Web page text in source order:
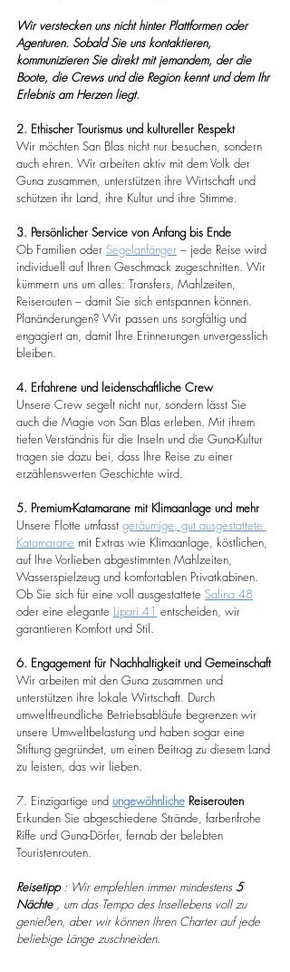
Wir verstecken uns nicht hinter Plattformen oder
Agenturen. Sobald Sie uns kontaktieren,
kommunizieren Sie direkt mit jemandem, der die
Boote, die Crews und die Region kennt und dem Ihr
Erlebnis am Herzen liegt.
2. Ethischer Tourismus und kultureller Respekt
Wir möchten San Blas nicht nur besuchen, sondern
auch ehren. Wir arbeiten aktiv mit dem Volk der
Guna zusammen, unterstützen ihre Wirtschaft und
schützen ihr Land, ihre Kultur und ihre Stimme.
3. Persönlicher Service von Anfang bis Ende
Ob Familien oder Segelanfänger – jede Reise wird
individuell auf Ihren Geschmack zugeschnitten. Wir
kümmern uns um alles: Transfers, Mahlzeiten,
Reiserouten – damit Sie sich entspannen können.
Planänderungen? Wir passen uns sorgfältig und
engagiert an, damit Ihre Erinnerungen unvergesslich
bleiben.
4. Erfahrene und leidenschaftliche Crew
Unsere Crew segelt nicht nur, sondern lässt Sie
auch die Magie von San Blas erleben. Mit ihrem
tiefen Verständnis für die Inseln und die Guna-Kultur
tragen sie dazu bei, dass Ihre Reise zu einer
erzählenswerten Geschichte wird.
5. Premium-Katamarane mit Klimaanlage und mehr
Unsere Flotte umfasst geräumige, gut ausgestattete
Katamarane mit Extras wie Klimaanlage, köstlichen,
auf Ihre Vorlieben abgestimmten Mahlzeiten,
Wasserspielzeug und komfortablen Privatkabinen.
Ob Sie sich für eine voll ausgestattete Salina 48
oder eine elegante Lipari 41 entscheiden, wir
garantieren Komfort und Stil.
6. Engagement für Nachhaltigkeit und Gemeinschaft
Wir arbeiten mit den Guna zusammen und
unterstützen ihre lokale Wirtschaft. Durch
umweltfreundliche Betriebsabläufe begrenzen wir
unsere Umweltbelastung und haben sogar eine
Stiftung gegründet, um einen Beitrag zu diesem Land
zu leisten, das wir lieben.
7. Einzigartige und ungewöhnliche Reiserouten
Erkunden Sie abgeschiedene Strände, farbenfrohe
Riffe und Guna-Dörfer, fernab der belebten
Touristenrouten.
Reisetipp : Wir empfehlen immer mindestens 5
Nächte
, um das Tempo des Insellebens voll zu
genießen, aber wir können Ihren Charter auf jede
beliebige Länge zuschneiden.